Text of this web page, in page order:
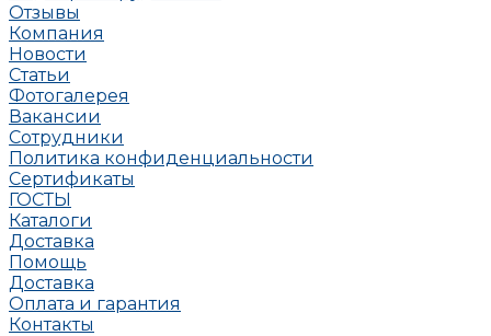
Отзывы
Компания
Новости
Статьи
Фотогалерея
Вакансии
Сотрудники
Политика конфиденциальности
Сертификаты
ГОСТЫ
Каталоги
Доставка
Помощь
Доставка
Оплата и гарантия
Контакты